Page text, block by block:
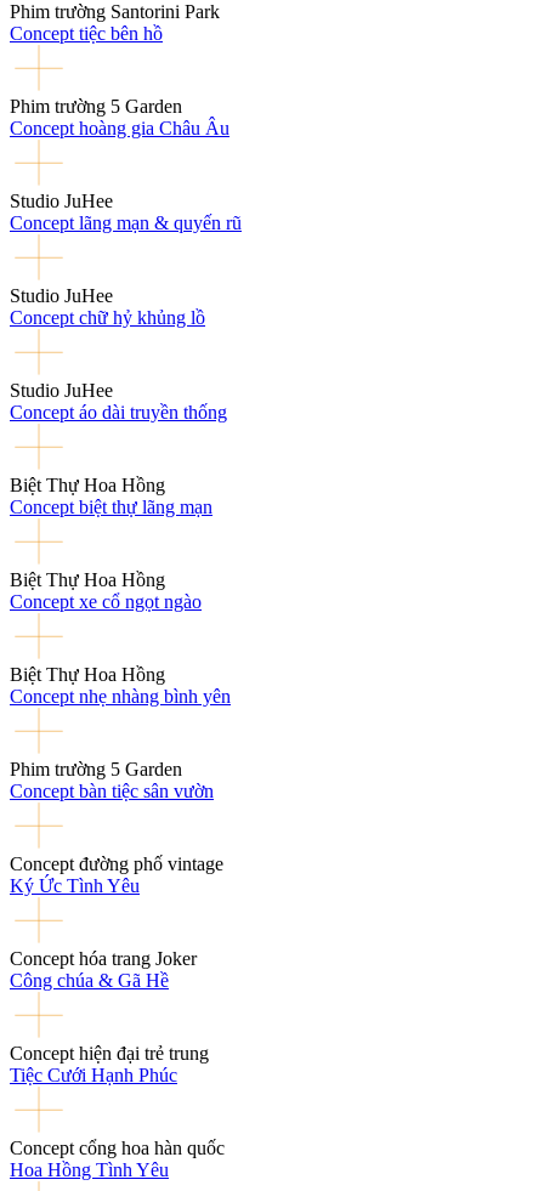
Phim trường Santorini Park
Concept tiệc bên hồ
Phim trường 5 Garden
Concept hoàng gia Châu Âu
Studio JuHee
Concept lãng mạn & quyến rũ
Studio JuHee
Concept chữ hỷ khủng lồ
Studio JuHee
Concept áo dài truyền thống
Biệt Thự Hoa Hồng
Concept biệt thự lãng mạn
Biệt Thự Hoa Hồng
Concept xe cổ ngọt ngào
Biệt Thự Hoa Hồng
Concept nhẹ nhàng bình yên
Phim trường 5 Garden
Concept bàn tiệc sân vườn
Concept đường phố vintage
Ký Ức Tình Yêu
Concept hóa trang Joker
Công chúa & Gã Hề
Concept hiện đại trẻ trung
Tiệc Cưới Hạnh Phúc
Concept cổng hoa hàn quốc
Hoa Hồng Tình Yêu